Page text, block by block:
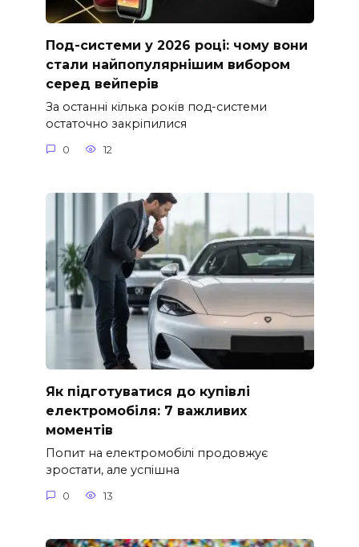
Под-системи у 2026 році: чому вони
стали найпопулярнішим вибором
серед вейперів
За останні кілька років под-системи
остаточно закріпилися
0 12
Як підготуватися до купівлі
електромобіля: 7 важливих
моментів
Попит на електромобілі продовжує
зростати, але успішна
0 13